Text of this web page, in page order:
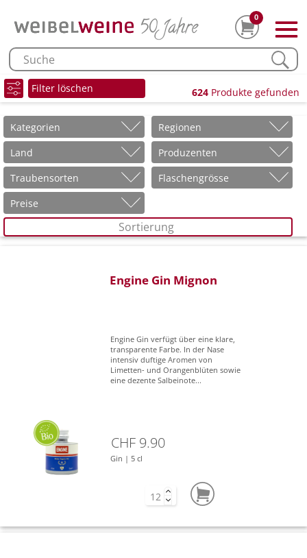
0
Filter löschen 624 Produkte gefunden
Kategorien
Regionen
Land
Produzenten
Traubensorten
Flaschengrösse
Preise
Sortierung
Engine Gin Mignon
Engine Gin verfügt über eine klare,
transparente Farbe. In der Nase
intensiv duftige Aromen von
Limetten- und Orangenblüten sowie
eine dezente Salbeinote...
CHF 9.90
Gin | 5 cl